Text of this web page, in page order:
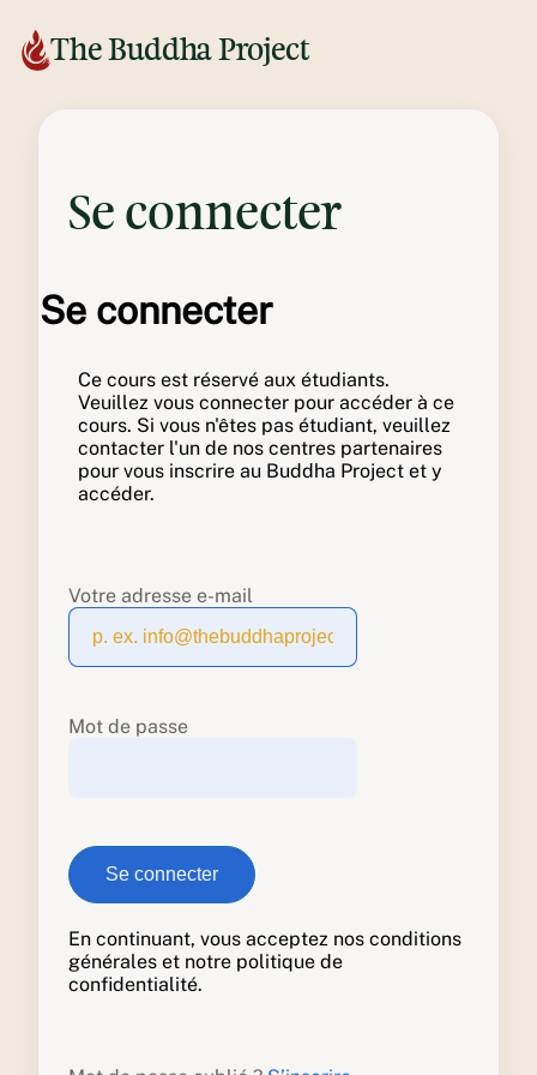
The Buddha Project
Se connecter
Se connecter
Ce cours est réservé aux étudiants.
Veuillez vous connecter pour accéder à ce
cours. Si vous n'êtes pas étudiant, veuillez
contacter l'un de nos centres partenaires
pour vous inscrire au Buddha Project et y
accéder.
Votre adresse e-mail
Mot de passe
En continuant, vous acceptez nos conditions
générales et notre politique de
confidentialité.